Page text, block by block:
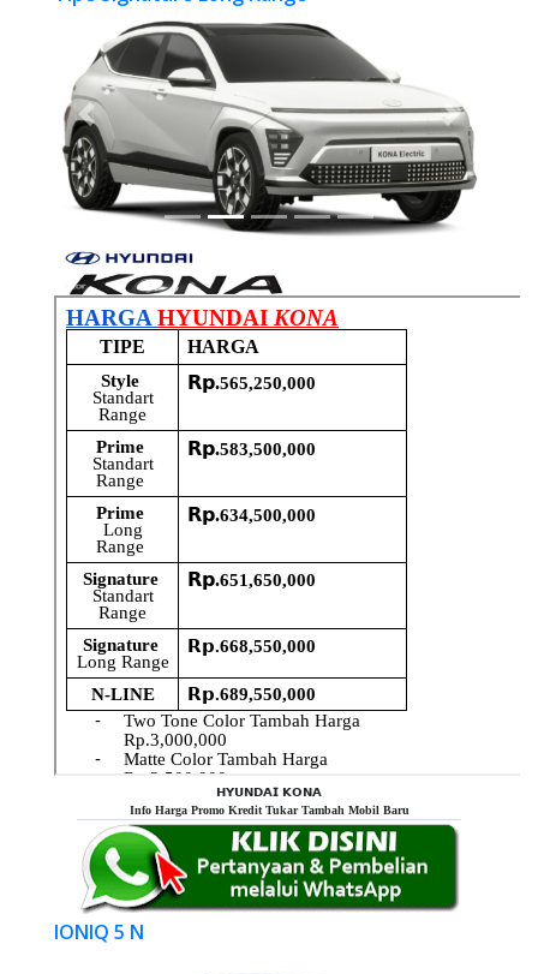
Previous Next
𝗛𝗬𝗨𝗡𝗗𝗔𝗜 𝗞𝗢𝗡𝗔
Info Harga Promo Kredit Tukar Tambah Mobil Baru
IONIQ 5 N